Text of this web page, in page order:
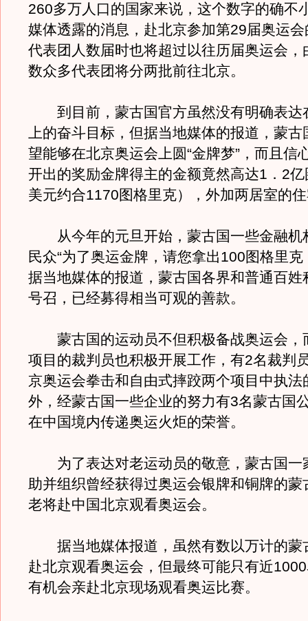
260多万人口的国家来说，这个数字的确不
媒体透露的消息，赴北京参加第29届奥运
代表团人数届时也将超过以往历届奥运会，
数众多代表团将分两批前往北京。
到目前，蒙古国官方虽然没有明确表达
上的奋斗目标，但据当地媒体的报道，蒙古
望能够在北京奥运会上圆“金牌梦”，而且信
开出的奖励金牌得主的金额竟然高达1．2
美元约合1170图格里克），外加两居室的
从今年的元旦开始，蒙古国一些金融机
民众“为了奥运金牌，请您拿出100图格里克
据当地媒体的报道，蒙古国各界和普通百姓
号召，已经募得相当可观的善款。
蒙古国的运动员不但积极备战奥运会，
项目的裁判员也积极开展工作，有2名裁判
京奥运会拳击和自由式摔跤两个项目中执法
外，经蒙古国一些企业的努力有3名蒙古国
在中国境内传递奥运火炬的荣誉。
为了表达对老运动员的敬意，蒙古国一
助并组织曾经获得过奥运会银牌和铜牌的蒙
老将赴中国北京观看奥运会。
据当地媒体报道，虽然有数以万计的蒙
赴北京观看奥运会，但最终可能只有近
有机会亲赴北京现场观看奥运比赛。